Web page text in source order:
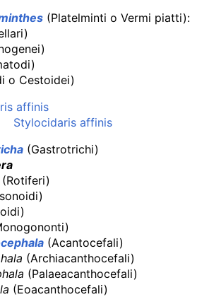
(Platelminti o Vermi piatti):
o Cestoidei)
Stylocidaris affinis
(Gastrotrichi)
(Rotiferi)
(Acantocefali)
(Archiacanthocefali)
(Palaeacanthocefali)
(Eoacanthocefali)